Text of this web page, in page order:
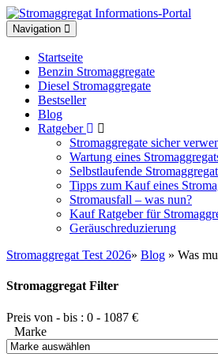
Toggle
navigation
Navigation
Startseite
Benzin Stromaggregate
Diesel Stromaggregate
Bestseller
Blog
Ratgeber
Stromaggregate sicher
Wartung eines
Selbstlaufende
Tipps zum Kauf eines
Stromausfall – was nun?
Kauf Ratgeber für
Geräuschreduzierung
Stromaggregat Test 2026» Blog » Was
Stromaggregat Filter
Preis von - bis : 0 - 1087 €
Marke